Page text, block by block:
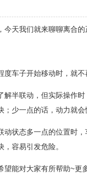
天我们就来聊聊离合的
车子开始移动时，就
解半联动，但实际操作
少一点的话，动力就会
动状态多一点的位置时
容易引发危险。
能对大家有所帮助~更